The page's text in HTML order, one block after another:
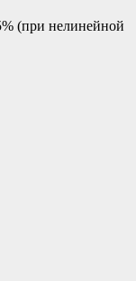
(при нелинейной